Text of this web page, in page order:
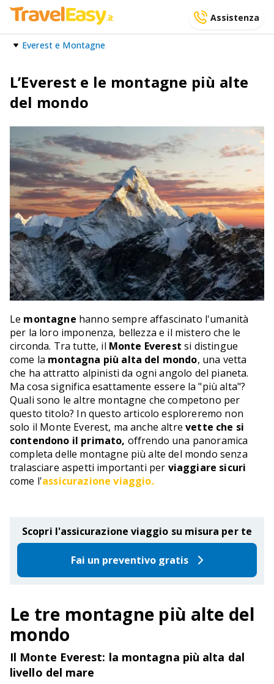
Assistenza
Everest e Montagne
L’Everest e le montagne più alte
del mondo
Le montagne hanno sempre affascinato l'umanità
per la loro imponenza, bellezza e il mistero che le
circonda. Tra tutte, il Monte Everest si distingue
come la montagna più alta del mondo, una vetta
che ha attratto alpinisti da ogni angolo del pianeta.
Ma cosa significa esattamente essere la "più alta"?
Quali sono le altre montagne che competono per
questo titolo? In questo articolo esploreremo non
solo il Monte Everest, ma anche altrevette che si
contendono il primato, offrendo una panoramica
completa delle montagne più alte del mondo senza
tralasciare aspetti importanti per viaggiare sicuri
come l'assicurazione viaggio.
Scopri l'assicurazione viaggio su misura per te
Fai un preventivo gratis
Le tre montagne più alte del
mondo
Il Monte Everest: la montagna più alta dal
livello del mare